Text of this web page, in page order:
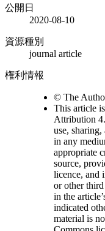
公開日
2020-08-10
資源種別
journal article
権利情報
© The
This article
Attribution
use,
in any
appropriate
source,
licence, and
or other
in the
indicated
material is